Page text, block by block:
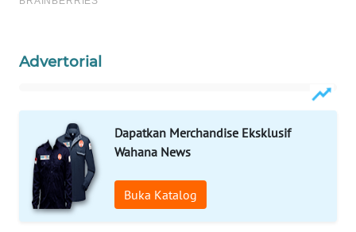
Advertorial
Dapatkan Merchandise Eksklusif
Wahana News
Buka Katalog
WAHANA
SELEB
WAHANA
PERSONA